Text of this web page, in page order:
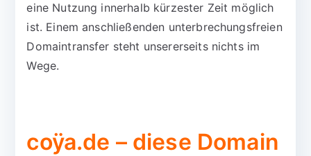
eine Nutzung innerhalb kürzester Zeit möglich
ist. Einem anschließenden unterbrechungsfreien
Domaintransfer steht unsererseits nichts im
Wege.
coÿa.de – diese Domain